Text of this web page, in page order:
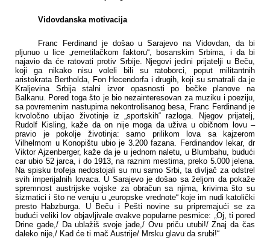
Vidovdanska motivacija
Franc Ferdinand je došao u Sarajevo na Vidovdan, da bi
pljunuo u lice „remetilačkom faktoru“, bosanskim Srbima, i da bi
najavio da će ratovati protiv Srbije. Njegovi jedini prijatelji u Beču,
koji ga nikako nisu voleli bili su ratoborci, poput militantnih
aristokrata Bertholda, Fon Hecendorfa i drugih, koji su smatrali da je
Kraljevina Srbija stalni izvor opasnosti po bečke planove na
Balkanu. Pored toga što je bio nezainteresovan za muziku i poeziju,
sa povremenim nastupima nekontrolisanog besa, Franc Ferdinand je
krvoločno ubijao životinje iz „sportskih“ razloga. Njegov prijatelj,
Rudolf Kisling, kaže da on nije moga da uživa u običnom lovu –
pravio je pokolje životinja: samo prilikom lova sa kajzerom
Vilhelmom u Konopištu ubio je 3.200 fazana. Ferdinandov lekar, dr
Viktor Ajzenberger, kaže da je u jednom naletu, u Blumbahu, budući
car ubio 52 jarca, i do 1913, na raznim mestima, preko 5.000 jelena.
Na spisku trofeja nedostojali su mu samo Srbi, ta divljač za odstrel
svih imperijalnih lovaca. U Sarajevo je došao sa željom da pokaže
spremnost austrijske vojske za obračun sa njima, krivima što su
šizmatici i što ne veruju u „europske vrednote“ koje im nudi katolički
presto Habzburga. U Beču i Pešti novine su pripremajući se za
budući veliki lov objavljivale ovakve popularne pesmice: „Oj, ti pored
Drine gade,/ Da ublažiš svoje jade,/ Ovu priču utubi!/ Znaj da čas
daleko nije,/ Kad će ti mač Austrije/ Mrsku glavu da srubi!“